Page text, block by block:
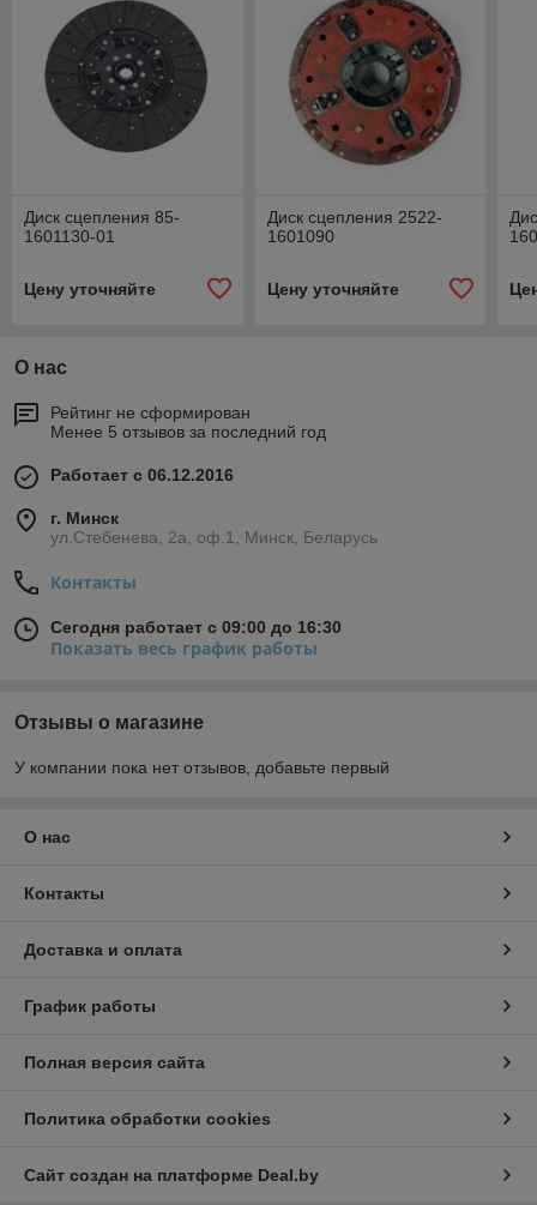
Диск сцепления 85-
1601130-01
Цену уточняйте
Диск сцепления 2522-
1601090
Цену уточняйте
О нас
Рейтинг не сформирован
Менее 5 отзывов за последний год
Работает с 06.12.2016
г. Минск
ул.Стебенева, 2а, оф.1, Минск, Беларусь
Контакты
Сегодня работает с 09:00 до 16:30
Показать весь график работы
Отзывы о магазине
У компании пока нет отзывов, добавьте первый
О нас
Контакты
Доставка и оплата
График работы
Полная версия сайта
Политика обработки cookies
Сайт создан на платформе Deal.by